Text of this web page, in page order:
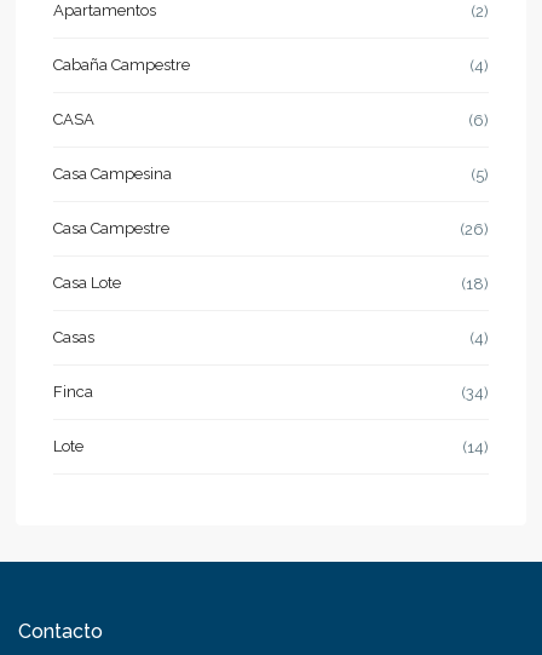
Apartamentos (2)
Cabaña Campestre (4)
CASA (6)
Casa Campesina (5)
Casa Campestre (26)
Casa Lote (18)
Casas (4)
Finca (34)
Lote (14)
Contacto